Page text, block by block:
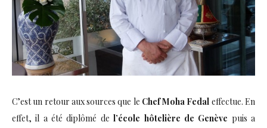
C’est un retour aux sources que le Chef Moha Fedal effectue. En
effet, il a été diplômé del’école hôtelière de Genève puis a